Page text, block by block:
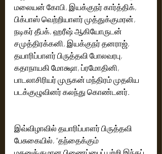
மலையன் கோபி, இயக்குநர் கார்த்திக்,
பிக்பாஸ் வெற்றியாளர் முத்துக்குமரன்,
நடிகர் தீபக், ஹரீஷ் ஆகியோருடன்
சமுத்திரக்கனி, இயக்குநர் தனராஜ்,
தயாரிப்பாளர் பிருத்தவி போலவரபு,
கதாநாயகி மோக்ஷா, ப்ரமோதினி,
பாடலாசிரியர் முருகன் மந்திரம் முதலிய
படக்குழுவினர் கலந்து கொண்டனர்.
இவ்விழாவில் தயாரிப்பாளர் பிருத்தவி
பேசுகையில், “தந்தைக்கும்